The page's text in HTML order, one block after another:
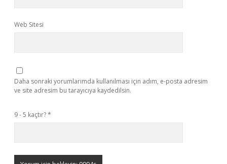
Web Sitesi
Daha sonraki yorumlarımda kullanılması için adım, e-posta adresim
ve site adresim bu tarayıcıya kaydedilsin.
9 - 5 kaçtır?*